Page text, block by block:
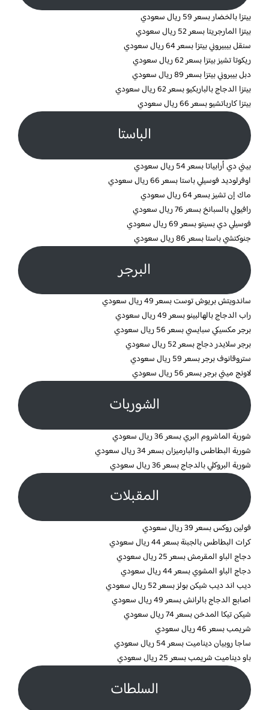
بيتزا بالخضار بسعر 59 ريال سعودي
بيتزا المارجريتا بسعر 52 ريال سعودي
سنقل بيبيروني بيتزا بسعر 64 ريال سعودي
ريكوتا تشيز بيتزا بسعر 62 ريال سعودي
دبل بيبروني بيتزا بسعر 89 ريال سعودي
بيتزا الدجاج بالباربكيو بسعر 62 ريال سعودي
بيتزا كارباتشيو بسعر 66 ريال سعودي
الباستا
بيني دي أرابياتا بسعر 54 ريال سعودي
اوفرلوديد فوسيلي باستا بسعر 66 ريال سعودي
ماك إن تشيز بسعر 64 ريال سعودي
رافيولي بالسبانخ بسعر 76 ريال سعودي
فوسيلي دي بسيتو بسعر 69 ريال سعودي
جنوكتشي باستا بسعر 86 ريال سعودي
البرجر
ساندويتش بريوش توست بسعر 49 ريال سعودي
راب الدجاج بالهالبينو بسعر 49 ريال سعودي
برجر مكسيكي سبايسي بسعر 56 ريال سعودي
برجر سلايدر دجاج بسعر 52 ريال سعودي
ستروقانوف برجر بسعر 59 ريال سعودي
لاونج ميني برجر بسعر 56 ريال سعودي
الشوربات
شوربة الماشروم البري بسعر 36 ريال سعودي
شوربة البطاطس والبارميزان بسعر 34 ريال سعودي
شوربة البروكلي بالدجاج بسعر 36 ريال سعودي
المقبلات
فولين روكس بسعر 39 ريال سعودي
كرات البطاطس بالجبنة بسعر 44 ريال سعودي
دجاج الباو المقرمش بسعر 25 ريال سعودي
دجاج الباو المشوي بسعر 44 ريال سعودي
ديب اند ديب شيكن بولز بسعر 52 ريال سعودي
اصابع الدجاج بالرانش بسعر 49 ريال سعودي
شيكن تيكا المدخن بسعر 74 ريال سعودي
شريمب بسعر 46 ريال سعودي
ساجا روبيان ديناميت بسعر 54 ريال سعودي
باو ديناميت شريمب بسعر 25 ريال سعودي
السلطات